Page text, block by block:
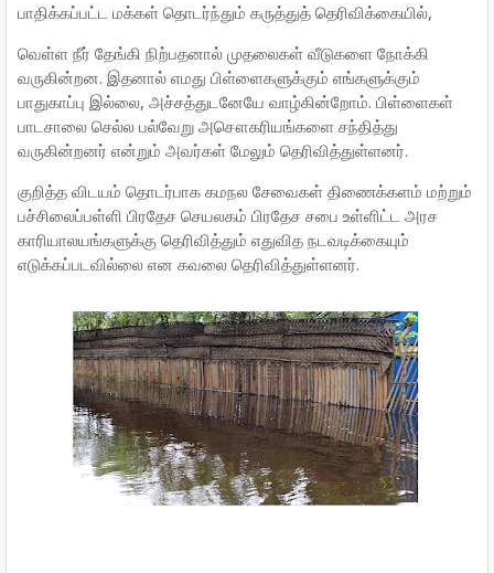
பாதிக்கப்பட்ட மக்கள் தொடர்ந்தும் கருத்துத் தெரிவிக்கையில்,
வெள்ள நீர் தேங்கி நிற்பதனால் முதலைகள் வீடுகளை நோக்கி
வருகின்றன. இதனால் எமது பிள்ளைகளுக்கும் எங்களுக்கும்
பாதுகாப்பு இல்லை, அச்சத்துடனேயே வாழ்கின்றோம். பிள்ளைகள்
பாடசாலை செல்ல பல்வேறு அசௌகரியங்களை சந்தித்து
வருகின்றனர் என்றும் அவர்கள் மேலும் தெரிவித்துள்ளனர்.
குறித்த விடயம் தொடர்பாக கமநல சேவைகள் திணைக்களம் மற்றும்
பச்சிலைப்பள்ளி பிரதேச செயலகம் பிரதேச சபை உள்ளிட்ட அரச
காரியாலயங்களுக்கு தெரிவித்தும் எதுவித நடவடிக்கையும்
எடுக்கப்படவில்லை என கவலை தெரிவித்துள்ளனர்.